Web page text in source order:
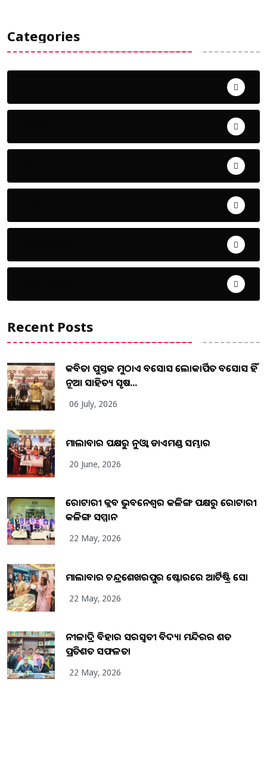
Categories
Recent Posts
କବିତା ପୁସ୍ତକ ମୁଠାଏ ଅବସୋସ ଲୋକାର୍ପିତ ଅବସୋସ ହିଁ
ନୂଆ ସାହିତ୍ୟ ସୃଷ...
06 July, 2026
ମାଲାବାର ପକ୍ଷରୁ ନୁଓ୍ବା ଡାଏମଣ୍ଡ ସମ୍ଭାର
20 June, 2026
ରୋଟାରୀ କ୍ଲବ ଭୁବନେଶ୍ୱର କଳିଙ୍ଗ ପକ୍ଷରୁ ରୋଟାରୀ
କଳିଙ୍ଗ ସମ୍ମାନ
22 May, 2026
ମାଲାବାର ଚନ୍ଦ୍ରଶେଖରପୁର ଷ୍ଟୋରରେ ଆର୍ଟିଷ୍ଟ୍ରି ସୋ
22 May, 2026
ନୀଳାଦ୍ରି ବିହାର ସରସ୍ୱତୀ ବିଦ୍ୟା ମନ୍ଦିରର ଶତ
ପ୍ରତିଶତ ସଫଳତା
22 May, 2026